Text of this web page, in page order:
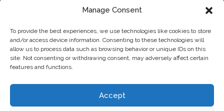
Manage Consent
To provide the best experiences, we use technologies like cookies to store
and/or access device information. Consenting to these technologies will
allow us to process data such as browsing behavior or unique IDs on this
site. Not consenting or withdrawing consent, may adversely affect certain
features and functions.
Accept